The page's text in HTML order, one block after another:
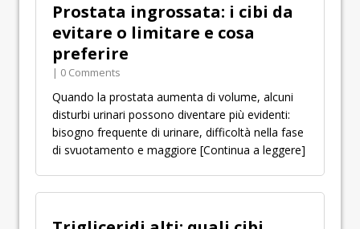
Prostata ingrossata: i cibi da
evitare o limitare e cosa
preferire
| 0 Comments
Quando la prostata aumenta di volume, alcuni
disturbi urinari possono diventare più evidenti:
bisogno frequente di urinare, difficoltà nella fase
di svuotamento e maggiore [Continua a leggere]